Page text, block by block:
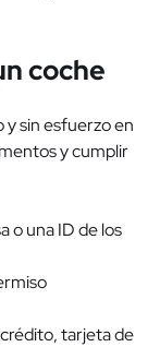
coche
y sin esfuerzo en
y cumplir
o una ID de los
tarjeta de